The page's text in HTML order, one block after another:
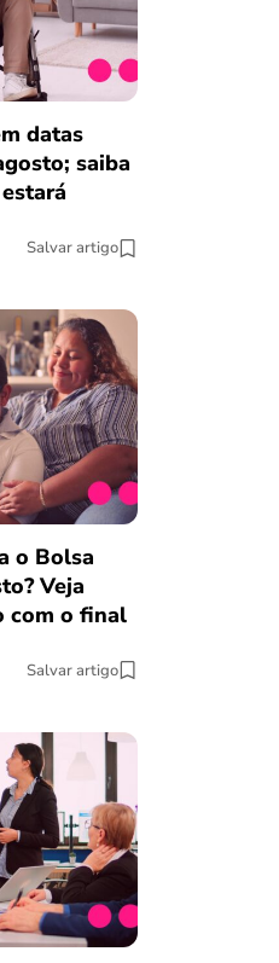
datas
saiba
Salvar artigo
o Bolsa
Veja
com o final
Salvar artigo